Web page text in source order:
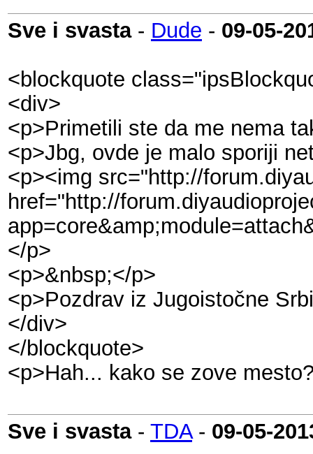
Sve i svasta- Dude - 09-05-
<blockquote
<div>
<p>Primetili ste da me nema
<p>Jbg, ovde je malo sporiji
<p><img src="http://
href="http://
</p>
<p>&nbsp;</p>
<p>Pozdrav iz Jugoistočne
</div>
</blockquote>
<p>Hah... kako se zove
Sve i svasta- TDA- 09-05-